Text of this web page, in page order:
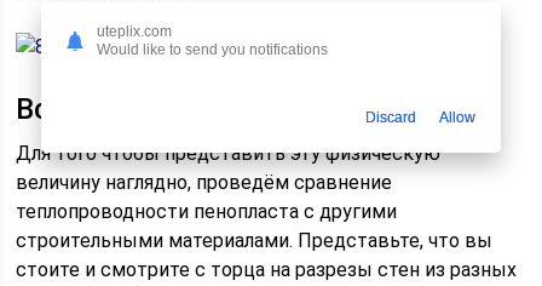
Всё тоньше, всё теплее
Для того чтобы представить эту физическую
величину наглядно, проведём сравнение
теплопроводности пенопласта с другими
строительными материалами. Представьте, что вы
стоите и смотрите с торца на разрезы стен из разных
uteplix.com
Would like to send you notifications
Discard Allow